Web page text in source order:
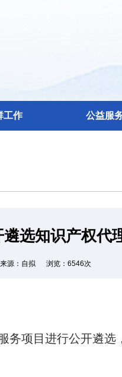
工作 公益服
选知识产权代
源：自拟 浏览：6546次
务项目进行公开遴选